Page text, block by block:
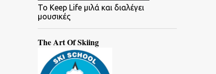
To Keep Life μιλά και διαλέγει
μουσικές
The Art Of Skiing